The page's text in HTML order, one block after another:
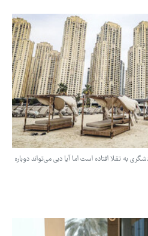
به تقلا افتاده است اما آیا دبی می‌تواند دوباره